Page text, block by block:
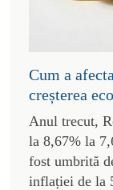
Cum a
creșterea
Anul trecut,
la 8,67% la
fost umbrită
inflației de la